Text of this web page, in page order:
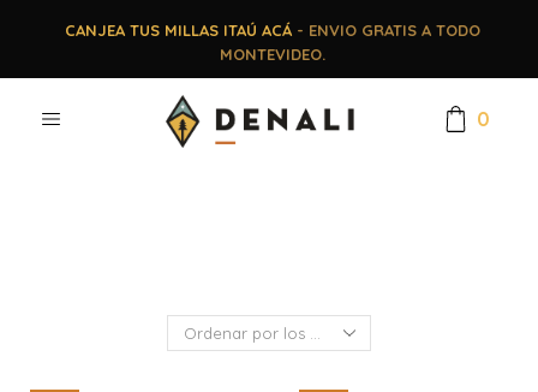
CANJEA TUS MILLAS ITAÚ ACÁ- ENVIO GRATIS A TODO
MONTEVIDEO.
0